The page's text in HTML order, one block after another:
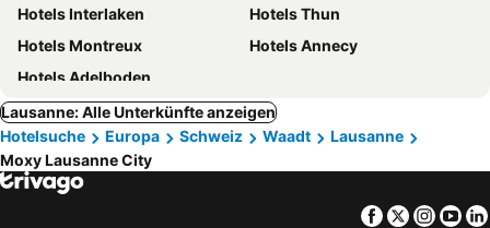
Hotels Interlaken
Hotels Thun
Hotels Montreux
Hotels Annecy
Hotels Adelboden
Lausanne: Alle Unterkünfte anzeigen
Hotelsuche
Europa Schweiz Waadt
Lausanne
Moxy Lausanne City
Facebook
Twitter